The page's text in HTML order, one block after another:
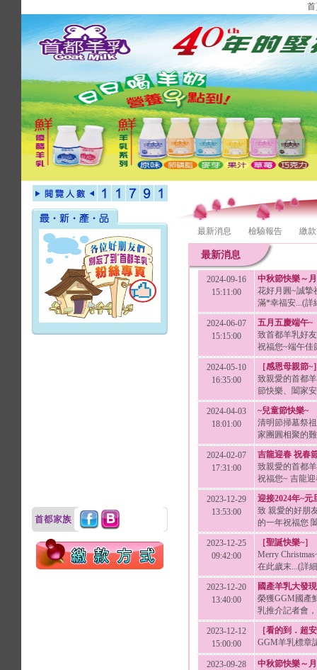
最新消息 檢驗報告 繳
最新消息
2024-09-16
15:11:00
中秋節快樂～
花好月圓~誠摯
滿*幸福安...(詳
2024-06-07
15:15:00
五月五慶端午~
致首都羊乳好
祝福您~端午佳
2024-05-10
16:35:00
［感恩母親節~
致親愛的首都
節快樂、闔家
2024-04-03
18:01:00
~兒童節快樂~
清明節掃墓祭
家團圓相聚的
2024-02-07
17:31:00
吉龍迎春 祝春
致親愛的首都
祝福您~ 吉龍
2023-12-29
13:53:00
迎接2024年~元
致 親愛的好朋
的一年祝福您
2023-12-25
09:42:00
［聖誕快樂~］
Merry
在此歲末...(詳
2023-12-20
13:40:00
國產羊乳大發
榮獲GGM國產
乳推介記者會
2023-12-12
15:00:00
［看的到．超
GGM羊乳標章
2023-09-28
中秋節快樂～